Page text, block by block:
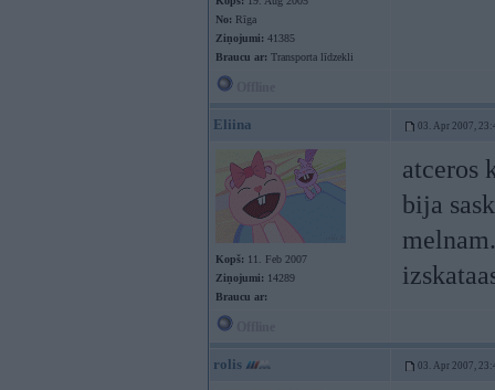
No: Rīga
Ziņojumi: 41385
Braucu ar: Transporta līdzekli
Eliina 03. Apr 2007,
Kopš: 11. Feb 2007
Ziņojumi: 14289
Braucu ar:
atceros
bija
rolis 03. Apr 2007,